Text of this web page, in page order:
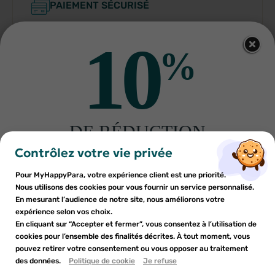
PAIEMENT SÉCURISÉ
Indications
Conditions d'utilisation
Composition
Ajouter à ma liste d'envies ×
add_circle_outline
Créer une nouvelle liste
×
Nom de la liste d'envies
Annuler
Créer une liste d'envies
×
Vous devez être connecté pour ajouter des produits à votre
liste d'envies.
Annuler
Connexion
Contrôlez votre vie privée
Pour MyHappyPara, votre expérience client est une priorité.
Nous utilisons des cookies pour vous fournir un service personnalisé.
En mesurant l’audience de notre site, nous améliorons votre
expérience selon vos choix.
En cliquant sur “Accepter et fermer”, vous consentez à l’utilisation de
cookies pour l’ensemble des finalités décrites. À tout moment, vous
pouvez retirer votre consentement ou vous opposer au traitement
des données.
Politique de cookie Je refuse
10%
DE RÉDUCTION
sur votre première commande
Inscrivez-vous à notre newsletter et profitez
d'une réduction sur votre première commande*
En soumettant ce formulaire, j'accepte que les
informations saisies soient utilisées dans le cadre de